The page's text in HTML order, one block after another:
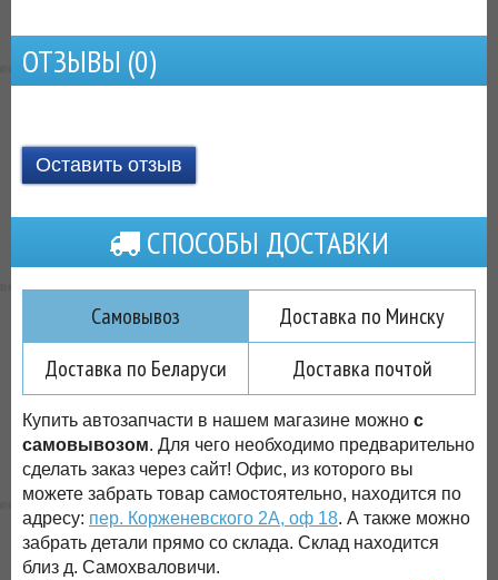
ОТЗЫВЫ (0)
Оставить отзыв
СПОСОБЫ ДОСТАВКИ
Самовывоз
Доставка по Минску
Доставка по Беларуси
Доставка почтой
Купить автозапчасти в нашем магазине можно с
самовывозом. Для чего необходимо предварительно
сделать заказ через сайт! Офис, из которого вы
можете забрать товар самостоятельно, находится по
адресу: пер. Корженевского 2А, оф 18. А также можно
забрать детали прямо со склада. Склад находится
близ д. Самохваловичи.